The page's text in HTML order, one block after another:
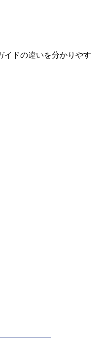
イドの違いを分かりやす